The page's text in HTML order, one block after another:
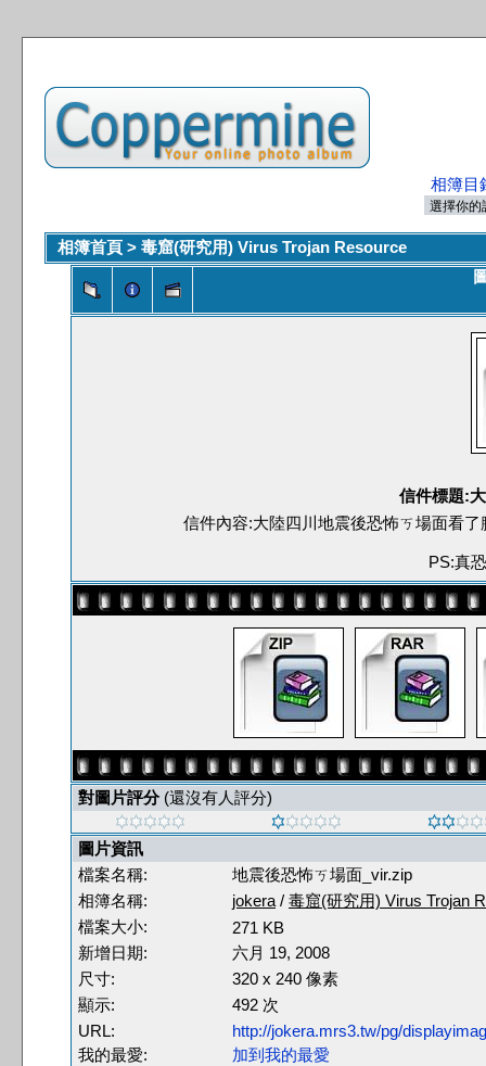
相簿目
相簿首頁 > 毒窟(研究用) Virus Trojan Resource
信件標題:
信件內容:大陸四川地震後恐怖ㄎ場面看
PS:真
對圖片評分(還沒有人評分)
圖片資訊
檔案名稱:
地震後恐怖ㄎ場面_vir.zip
相簿名稱:
jokera / 毒窟(研究用) Virus Trojan
檔案大小:
271 KB
新增日期:
六月 19, 2008
尺寸:
320 x 240 像素
顯示:
492 次
URL:
http://jokera.mrs3.tw/pg/
我的最愛:
加到我的最愛